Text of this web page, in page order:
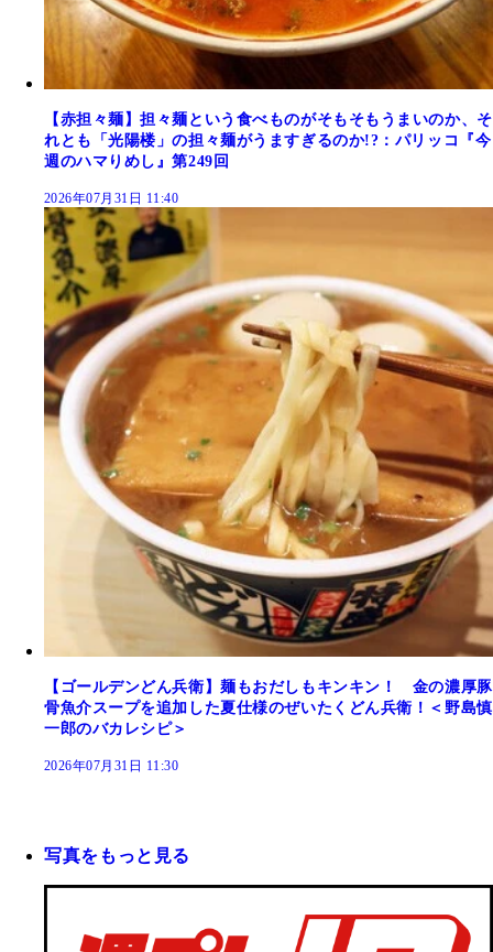
【赤担々麺】担々麺という食べものがそもそもうまいのか、そ
れとも「光陽楼」の担々麺がうますぎるのか!?：パリッコ『今
週のハマりめし』第249回
2026年07月31日 11:40
【ゴールデンどん兵衛】麺もおだしもキンキン！ 金の濃厚豚
骨魚介スープを追加した夏仕様のぜいたくどん兵衛！＜野島慎
一郎のバカレシピ＞
2026年07月31日 11:30
写真をもっと見る